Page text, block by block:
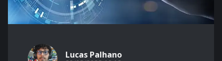
Lucas Palhano